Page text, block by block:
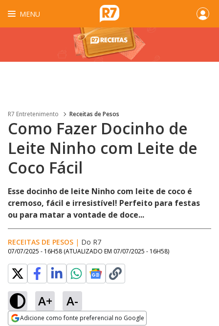
MENU
R7 Entretenimento Receitas de Pesos
Como Fazer Docinho de
Leite Ninho com Leite de
Coco Fácil
Esse docinho de leite Ninho com leite de coco é
cremoso, fácil e irresistível! Perfeito para festas
ou para matar a vontade de doce...
RECEITAS DE PESOS | Do R7
07/07/2025 - 16H58 (ATUALIZADO EM 07/07/2025 - 16H58)
A+ A-
Adicione como fonte preferencial no Google